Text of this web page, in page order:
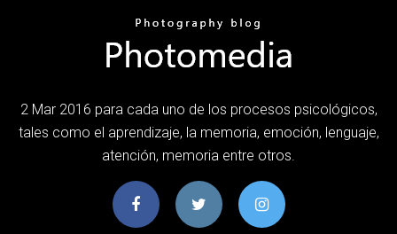
2 Mar 2016 para cada uno de los procesos psicológicos,
tales como el aprendizaje, la memoria, emoción, lenguaje,
atención, memoria entre otros.